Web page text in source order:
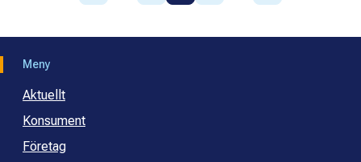
Meny
Aktuellt
Konsument
Företag